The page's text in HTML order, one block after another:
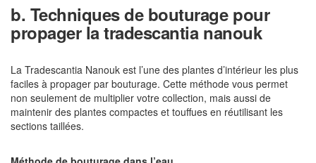
b. Techniques de bouturage pour
propager la tradescantia nanouk
La Tradescantia Nanouk est l’une des plantes d’intérieur les plus
faciles à propager par bouturage. Cette méthode vous permet
non seulement de multiplier votre collection, mais aussi de
maintenir des plantes compactes et touffues en réutilisant les
sections taillées.